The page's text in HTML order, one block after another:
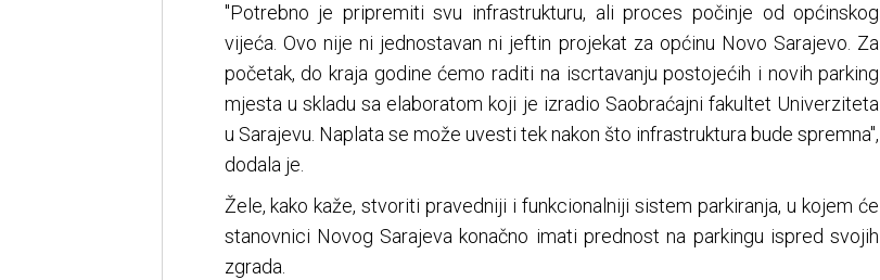
"Potrebno je pripremiti svu infrastrukturu, ali proces počinje od općinskog
vijeća. Ovo nije ni jednostavan ni jeftin projekat za općinu Novo Sarajevo. Za
početak, do kraja godine ćemo raditi na iscrtavanju postojećih i novih parking
mjesta u skladu sa elaboratom koji je izradio Saobraćajni fakultet Univerziteta
u Sarajevu. Naplata se može uvesti tek nakon što infrastruktura bude spremna",
dodala je.
Žele, kako kaže, stvoriti pravedniji i funkcionalniji sistem parkiranja, u kojem će
stanovnici Novog Sarajeva konačno imati prednost na parkingu ispred svojih
zgrada.